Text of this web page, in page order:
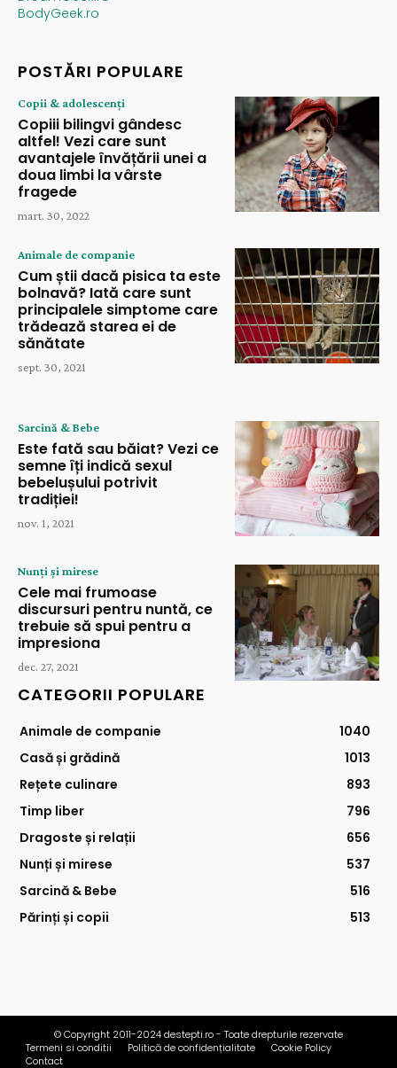
BodyGeek.ro
POSTĂRI POPULARE
Copii & adolescenți
Copiii bilingvi gândesc
altfel! Vezi care sunt
avantajele învățării unei a
doua limbi la vârste
fragede
mart. 30, 2022
Animale de companie
Cum știi dacă pisica ta este
bolnavă? Iată care sunt
principalele simptome care
trădează starea ei de
sănătate
sept. 30, 2021
Sarcină & Bebe
Este fată sau băiat? Vezi ce
semne îți indică sexul
bebelușului potrivit
tradiției!
nov. 1, 2021
Nunți și mirese
Cele mai frumoase
discursuri pentru nuntă, ce
trebuie să spui pentru a
impresiona
dec. 27, 2021
CATEGORII POPULARE
Animale de companie
1040
Casă și grădină
1013
Rețete culinare
893
Timp liber
796
Dragoste și relații
656
Nunți și mirese
537
Sarcină & Bebe
516
Părinți și copii
513
© Copyright 2011-2024 destepti.ro - Toate drepturile rezervate
Termeni si conditii
Politică de confidențialitate
Cookie Policy
Contact